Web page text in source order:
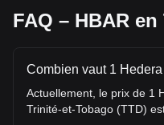
FAQ – HBAR en
Combien vaut 1
Actuellement, le prix de 1
Trinité-et-Tobago (TTD)